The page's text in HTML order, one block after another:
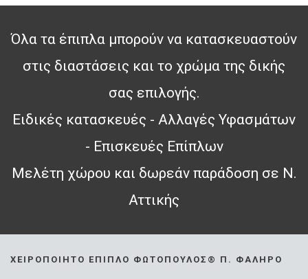
Όλα τα έπιπλα μπορούν να κατασκευαστούν
στις διαστάσεις και το χρώμα της δικής
σας επιλογής.
Ειδικές κατασκευές - Αλλαγές Υφασμάτων
- Επισκευές Επίπλων
Μελέτη χώρου και δωρεάν παράδοση σε Ν.
Αττικής
ΧΕΙΡΟΠΟΊΗΤΟ ΈΠΙΠΛΟ ΦΩΤΌΠΟΥΛΟΣ® Π. ΦΆΛΗΡΟ